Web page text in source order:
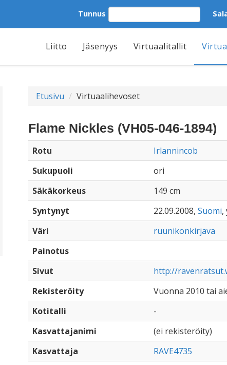
Tunnus
Liitto Jäsenyys Virtuaalitallit
Etusivu Virtuaalihevoset
Flame Nickles (VH05-046-1894)
Rotu
Irlannincob
Sukupuoli
ori
Säkäkorkeus
149 cm
Syntynyt
22.09.2008, Suomi,
Väri
ruunikonkirjava
Painotus
Sivut
http://
Rekisteröity
Vuonna 2010 tai
Kotitalli
-
Kasvattajanimi
(ei rekisteröity)
Kasvattaja
RAVE4735